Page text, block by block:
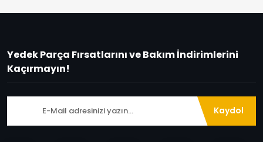
Yedek Parça Fırsatlarını ve Bakım İndirimlerini
Kaçırmayın!
Kaydol